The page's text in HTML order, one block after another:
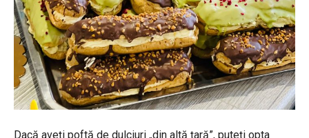
Dacă aveți poftă de dulciuri „din altă țară”, puteți opta